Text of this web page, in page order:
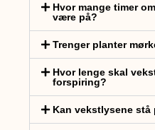
Hvor mange timer
være på?
Trenger planter
Hvor lenge skal
forspiring?
Kan vekstlysene